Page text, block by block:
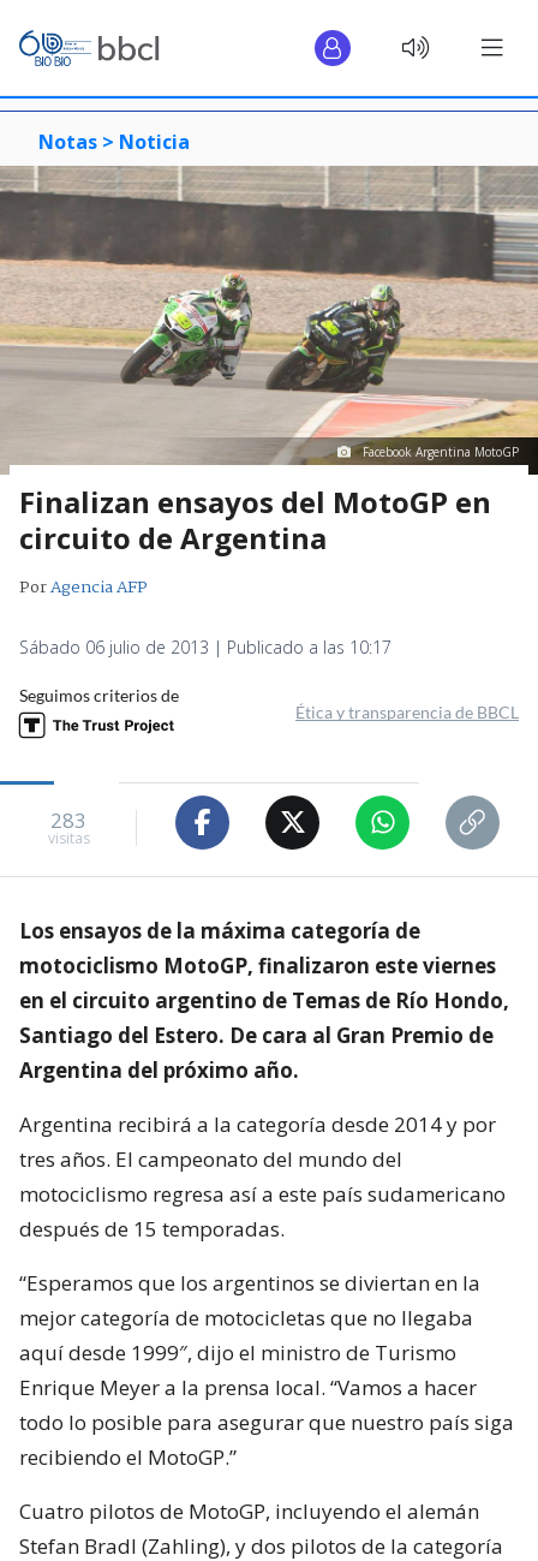
Notas > Noticia
Facebook Argentina MotoGP
Finalizan ensayos del MotoGP en
circuito de Argentina
PorAgencia AFP
Sábado 06 julio de 2013 | Publicado a las 10:17
Seguimos criterios de
Ética y transparencia de BBCL
283
visitas
Los ensayos de la máxima categoría de
motociclismo MotoGP, finalizaron este viernes
en el circuito argentino de Temas de Río Hondo,
Santiago del Estero. De cara al Gran Premio de
Argentina del próximo año.
Argentina recibirá a la categoría desde 2014 y por
tres años. El campeonato del mundo del
motociclismo regresa así a este país sudamericano
después de 15 temporadas.
“Esperamos que los argentinos se diviertan en la
mejor categoría de motocicletas que no llegaba
aquí desde 1999″, dijo el ministro de Turismo
Enrique Meyer a la prensa local. “Vamos a hacer
todo lo posible para asegurar que nuestro país siga
recibiendo el MotoGP.”
Cuatro pilotos de MotoGP, incluyendo el alemán
Stefan Bradl (Zahling), y dos pilotos de la categoría